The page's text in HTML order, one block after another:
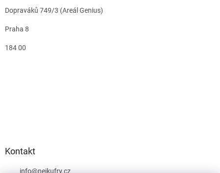
Dopraváků 749/3 (Areál Genius)
Praha 8
184 00
Kontakt
info@nejkufry.cz